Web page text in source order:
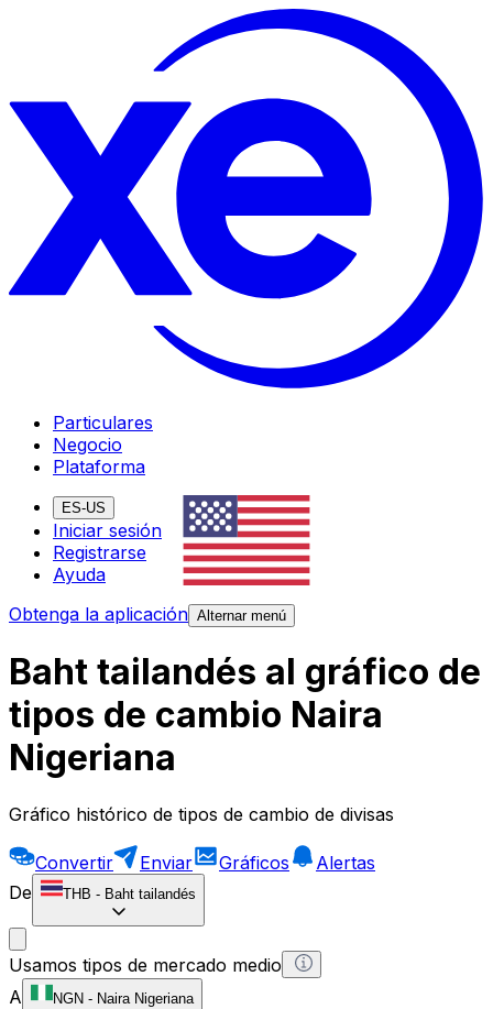
Particulares
Negocio
Plataforma
ES-US
Iniciar sesión
Registrarse
Ayuda
Obtenga la aplicación Alternar menú
Baht tailandés al gráfico de
tipos de cambio Naira
Nigeriana
Gráfico histórico de tipos de cambio de divisas
Convertir Enviar Gráficos
Alertas
De
THB - Baht tailandés
Usamos tipos de mercado medio
A
NGN - Naira Nigeriana